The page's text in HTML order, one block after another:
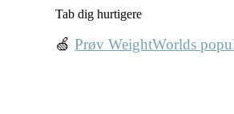
Tab dig hurtigere
🍏Prøv WeightWorlds